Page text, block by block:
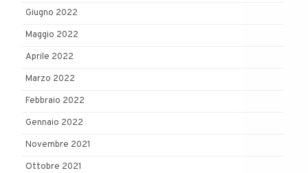
Giugno 2022
Maggio 2022
Aprile 2022
Marzo 2022
Febbraio 2022
Gennaio 2022
Novembre 2021
Ottobre 2021